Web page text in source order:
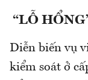
“LỖ
Diễn biến vụ
kiểm soát ở